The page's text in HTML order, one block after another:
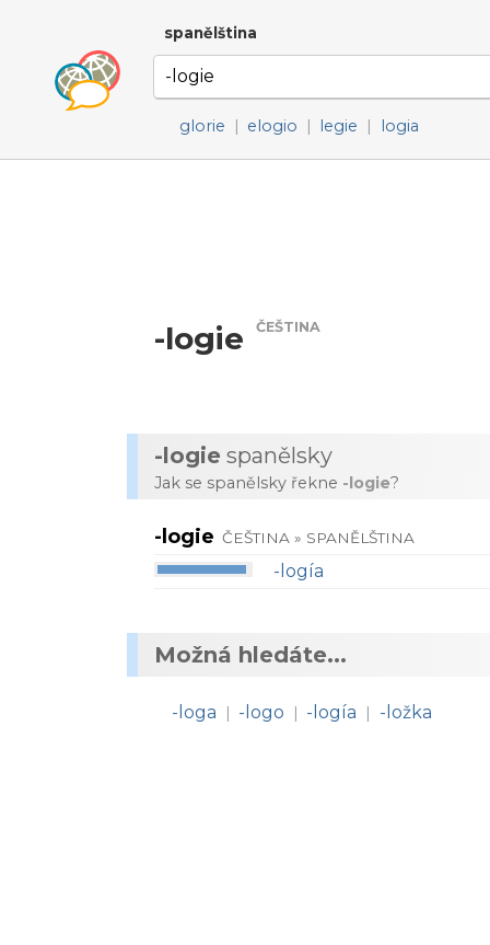
spanělština
glorie | elogio | legie | logia
-logie ČEŠTINA
-logie spanělsky
Jak se spanělsky řekne -logie?
-logie ČEŠTINA » SPANĚLŠTINA
-logía
Možná hledáte...
-loga | -logo | -logía | -ložka